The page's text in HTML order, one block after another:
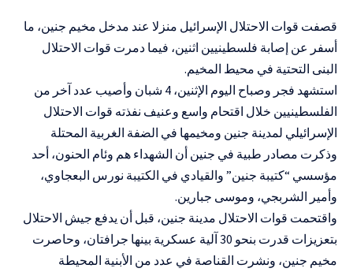
قصفت قوات الاحتلال الإسرائيل منزلا عند مدخل مخيم جنين، ما
أسفر عن إصابة فلسطينيين اثنين، فيما دمرت قوات الاحتلال
البنى التحتية في محيط المخيم.
استشهد فجر وصباح اليوم الإثنين، 4 شبان وأصيب عدد آخر من
الفلسطينيين خلال اقتحام واسع وعنيف نفذته قوات الاحتلال
الإسرائيلي لمدينة جنين ومخيمها في الضفة الغربية المحتلة
وذكرت مصادر طبية في جنين أن الشهداء هم وئام الحنون، أحد
مؤسسي “كتيبة جنين” والقيادي في الكتيبة نورس البعجاوي،
وأمير الشربجي، وموسى جبارين.
واقتحمت قوات الاحتلال مدينة جنين، قبل أن يدفع جيش الاحتلال
بتعزيزات قدرت بنحو 30 آلية عسكرية بينها جرافتان، وحاصرت
مخيم جنين، ونشرت القناصة في عدد من الأبنية المحيطة